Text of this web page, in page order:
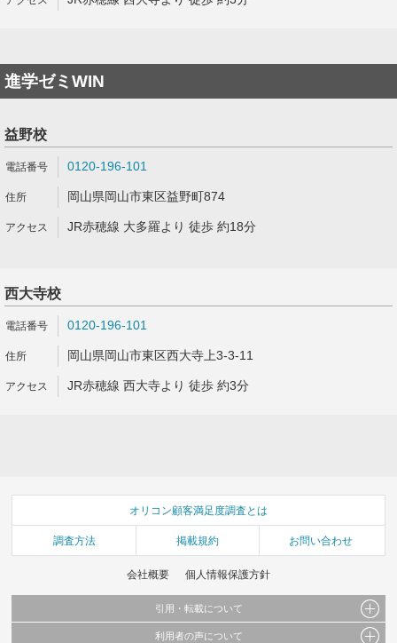
進学ゼミWIN
益野校
0120-196-101
岡山県岡山市東区益野町874
JR赤穂線 大多羅より 徒歩 約18分
西大寺校
0120-196-101
岡山県岡山市東区西大寺上3-3-11
JR赤穂線 西大寺より 徒歩 約3分
オリコン顧客満足度調査とは
調査方法 掲載規約 お問い合わせ
会社概要 個人情報保護方針
引用・転載について
当サイトで公開されている情報（文字、写真、イラスト、画像データ等）及びこれらの配
利用者の声について